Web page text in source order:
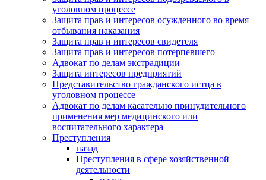
уголовном процессе
Защита прав и интересов осужденного во время
отбывания наказания
Защита прав и интересов свидетеля
Защита прав и интересов потерпевшего
Адвокат по делам экстрадиции
Защита интересов предприятий
Представительство гражданского истца в
уголовном процессе
Адвокат по делам касательно принудительного
применения мер медицинского или
воспитательного характера
Преступления
назад
Преступления в сфере хозяйственной
деятельности